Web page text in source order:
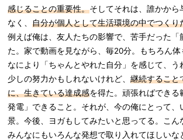
感じることの重要性。そしてそれは、誰かから
なく、 自分が個人として生活環境の中でつくり
例えば俺は、友人たちの影響で、苦手だった「
た。家で動画を見ながら、毎20分。もちろん体
なにより「ちゃんとやれた自分」を感じて、う
少しの努力かもしれないけれど、 継続すること
に、生きている達成感を得た。頑張ればできる
発電」できること。それが、今の俺にとって、
景。今後、ヨガもしてみたいと思ってる。こん
みんなにもいろんな発想で取り入れてほしいな